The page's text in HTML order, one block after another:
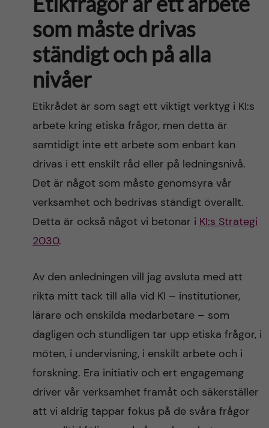
som måste drivas
ständigt och på alla
nivåer
Etikrådet är som sagt ett viktigt verktyg i KI:s
arbete kring etiska frågor, men detta är
samtidigt inte ett arbete som enbart kan
drivas i ett enskilt råd eller på ledningsnivå.
Det är något som måste genomsyra vår
verksamhet och bedrivas ständigt överallt.
Detta är också något vi betonar i KI:s Strategi
2030.
Av den anledningen vill jag avsluta med att
rikta mitt tack till alla vid KI – institutioner,
lärare och enskilda medarbetare – som
dagligen och stundligen tar upp etiska frågor, i
möten, i undervisning, i enskilt arbete och i
forskning. Era initiativ och ert engagemang
driver vår verksamhet framåt och säkerställer
att vi aldrig tappar fokus på de svåra frågor